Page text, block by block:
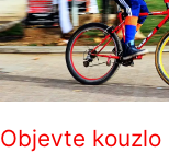
Objevte kouzlo